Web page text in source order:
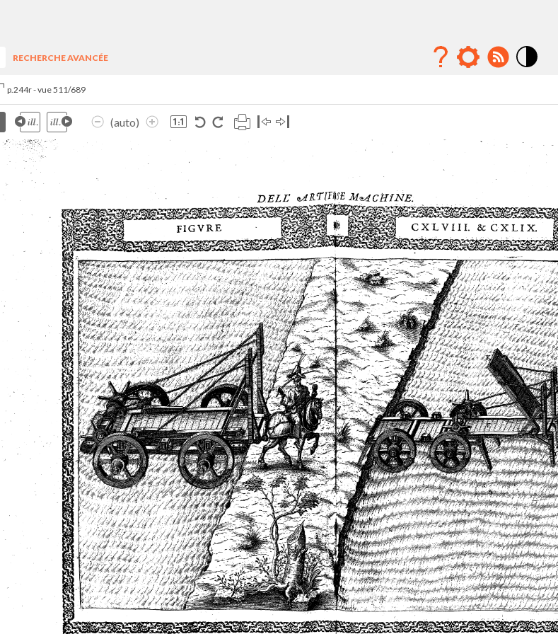
RECHERCHE AVANCÉE
p.244r - vue 511/689
(auto)